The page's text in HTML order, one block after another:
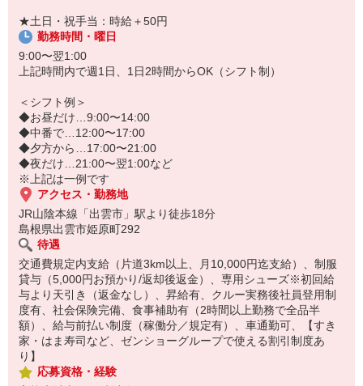
・盛り付け など
⇒マニュアル通りなので調理経験がなくてもOK！イチから丁寧にお
教えします。
★土日・祝手当：時給＋50円
勤務時間・曜日
9:00〜翌1:00
上記時間内で週1日、1日2時間からOK（シフト制）
＜シフト例＞
◆お昼だけ…9:00〜14:00
◆中番で…12:00〜17:00
◆夕方から…17:00〜21:00
◆夜だけ…21:00〜翌1:00など
※上記は一例です
アクセス・勤務地
JR山陰本線「出雲市」駅より徒歩18分
島根県出雲市姫原町292
待遇
交通費規定内支給（片道3km以上、月10,000円迄支給）、制服
貸与（5,000円お預かり/返却後返金）、専用シューズ※初回給
与より天引き（返金なし）、昇給有、クルー実務後社員登用制
度有、社会保険完備、食事補助有（2時間以上勤務で全品半
額）、給与前払い制度（稼働分／規定有）、車通勤可、【すき
家・はま寿司など、ゼンショーグループで使える割引制度あ
り】
応募資格・経験